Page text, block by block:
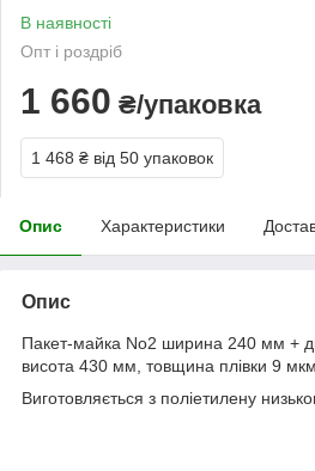
В наявності
Опт і роздріб
1 660 ₴/упаковка
1 468 ₴ від 50 упаковок
Опис Характеристики
Опис
Пакет-майка No2 ширина 240 мм +
висота 430 мм, товщина плівки 9
Виготовляється з поліетилену